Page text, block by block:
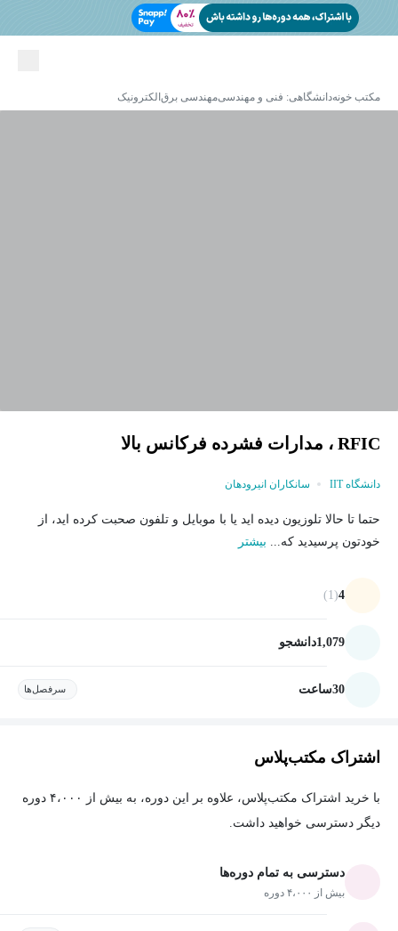
مکتب خونهدانشگاهی: فنی و مهندسیمهندسی برق الکترونیک
RFIC ، مدارات فشرده فرکانس بالا
دانشگاه IIT سانکاران انیرودهان
حتما تا حالا تلوزیون دیده اید یا با موبایل و تلفون صحبت کرده اید، از
خودتون پرسیدید که... بیشتر
4
(1)
1,079دانشجو
30ساعت سرفصل‌ها
اشتراک مکتب‌پلاس
با خرید اشتراک مکتب‌پلاس، علاوه بر این دوره، به بیش از ۴،۰۰۰ دوره
دیگر دسترسی خواهید داشت.
دسترسی به تمام دوره‌ها
بیش از ۴،۰۰۰ دوره